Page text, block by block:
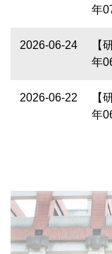
年
2026-06-24
【
年
2026-06-22
【
年